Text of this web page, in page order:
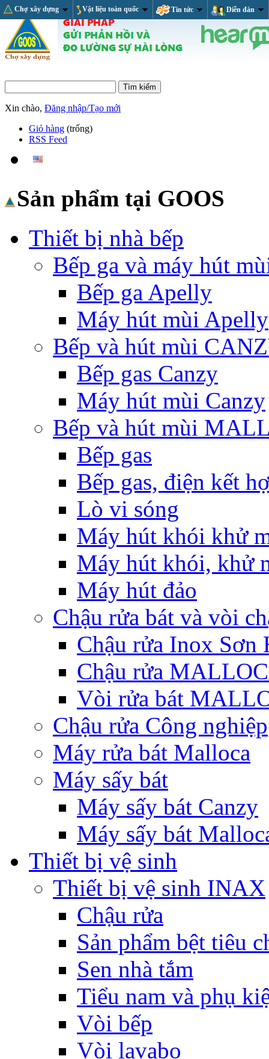
Chợ xây dựng Vật liệu toàn quốc Tin tức Diễn đàn
Xin chào, Đăng nhập/Tạo mới
Giỏ hàng (trống)
RSS Feed
Sản phẩm tại GOOS
Thiết bị nhà bếp
Bếp ga và máy hút
Bếp ga Apelly
Máy hút mùi Apelly
Bếp và hút mùi
Bếp gas Canzy
Máy hút mùi Canzy
Bếp và hút mùi
Bếp gas
Bếp gas, điện kết
Lò vi sóng
Máy hút khói khử
Máy hút khói, khử
Máy hút đảo
Chậu rửa bát và vòi
Chậu rửa Inox Sơn
Chậu rửa
Vòi rửa bát
Chậu rửa Công nghiệp
Máy rửa bát Malloca
Máy sấy bát
Máy sấy bát Canzy
Máy sấy bát
Thiết bị vệ sinh
Thiết bị vệ sinh INAX
Chậu rửa
Sản phẩm bệt tiêu
Sen nhà tắm
Tiểu nam và phụ
Vòi bếp
Vòi lavabo